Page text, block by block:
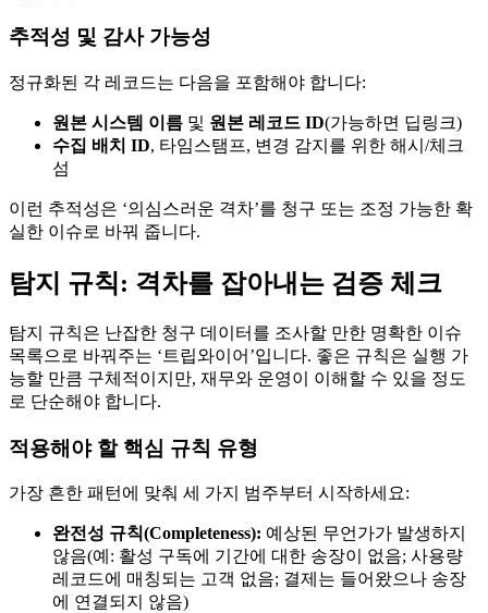
추적성 및 감사 가능성
정규화된 각 레코드는 다음을 포함해야 합니다:
원본 시스템 이름 및 원본 레코드 ID(가능하면 딥링크)
수집 배치 ID, 타임스탬프, 변경 감지를 위한 해시/체크
섬
이런 추적성은 ‘의심스러운 격차’를 청구 또는 조정 가능한 확
실한 이슈로 바꿔 줍니다.
탐지 규칙: 격차를 잡아내는 검증 체크
탐지 규칙은 난잡한 청구 데이터를 조사할 만한 명확한 이슈
목록으로 바꿔주는 ‘트립와이어’입니다. 좋은 규칙은 실행 가
능할 만큼 구체적이지만, 재무와 운영이 이해할 수 있을 정도
로 단순해야 합니다.
적용해야 할 핵심 규칙 유형
가장 흔한 패턴에 맞춰 세 가지 범주부터 시작하세요:
완전성 규칙(Completeness): 예상된 무언가가 발생하지
않음(예: 활성 구독에 기간에 대한 송장이 없음; 사용량
레코드에 매칭되는 고객 없음; 결제는 들어왔으나 송장
에 연결되지 않음)